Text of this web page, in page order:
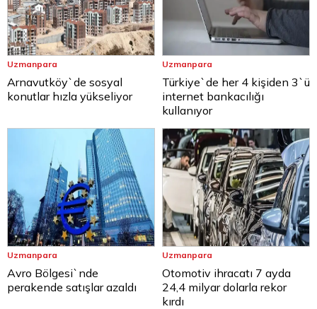
Uzmanpara
Arnavutköy`de sosyal
konutlar hızla yükseliyor
Uzmanpara
Türkiye`de her 4 kişiden 3`ü
internet bankacılığı
kullanıyor
Uzmanpara
Avro Bölgesi`nde
perakende satışlar azaldı
Uzmanpara
Otomotiv ihracatı 7 ayda
24,4 milyar dolarla rekor
kırdı